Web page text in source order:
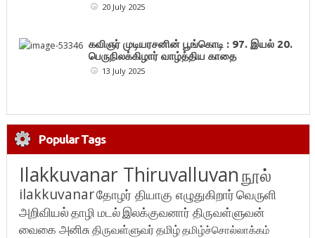
20 July 2025
கவிஞர் முடியரசனின் பூங்கொடி : 97. இயல் 20.
பெருநிலக்கிழார் வாழ்த்திய காதை
13 July 2025
Popular Tags
Ilakkuvanar Thiruvalluvanநூல்
ilakkuvanarதோழர் தியாகு எழுதுகிறார்வெருளி
அறிவியல்தாழி மடல்இலக்குவனார் திருவள்ளுவன்
வைகை அனிசுதிருவள்ளுவர்தமிழ்தமிழ்ச்சொல்லாக்கம்